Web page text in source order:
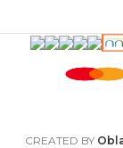
CREATED BY